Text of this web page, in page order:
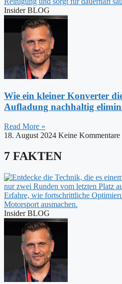
Insider BLOG
Wie ein kleiner Konverter
Aufladung nachhaltig
Read More »
18. August 2024 Keine Kommentare
7 FAKTEN
Insider BLOG